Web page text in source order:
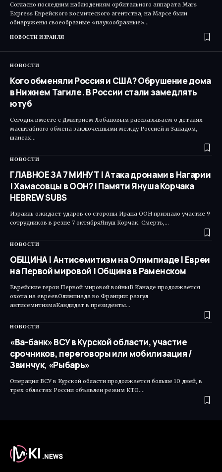
Согласно последним наблюдениям орбитального аппарата Mars
Express Еврейского космического агентства, на Марсе были
обнаружены своеобразные «паукообразные»…
НОВОСТИ ИЗРАИЛЯ
НОВОСТИ
Кого обменяли Россия и США? Обрушение дома
в Нижнем Тагиле. В России стали замедлять
ютуб
Сегодня вместе с Дмитрием Лобановым рассказываем о деталях
масштабного обмена заключенными между Россией и Западом,
шансах…
НОВОСТИ
ГЛАВНОЕ ЗА 7 МИНУТ | Атака дронами в Нагарии
| Хамасовцы в ООН? | Памяти Януша Корчака
HEBREW SUBS
Израиль ожидает ударов со стороны Ирана ООН признало участие 9
сотрудников в резне 7 октябряЯнуш Корчак. Смерть,…
НОВОСТИ
ОБЩИНА | Антисемитизм на Олимпиаде | Евреи
на Первой мировой | Община в Раменском
Еврейские герои Первой мировой войныВ Канаде продолжается
охота на евреевОлимпиада во Франции: разгул
антисемитизмаКандидат в президенты…
НОВОСТИ
«Ва-банк» ВСУ в Курской области, участие
срочников, переговоры или мобилизация /
Звинчук, «Рыбарь»
Операция ВСУ в Курской области продолжается больше 10 дней, в
трех областях России объявлен режим КТО.…